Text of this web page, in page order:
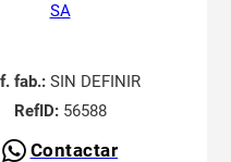
SA
fab.:SIN DEFINIR
RefID:56588
Contactar